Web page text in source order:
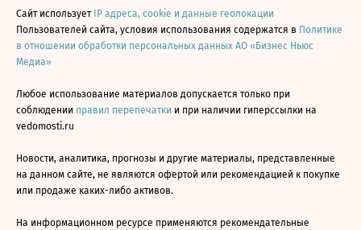
Сайт использует IP адреса, cookie и данные геолокации
Пользователей сайта, условия использования содержатся в Политике
в отношении обработки персональных данных АО «Бизнес Ньюс
Медиа»
Любое использование материалов допускается только при
соблюдении правил перепечатки и при наличии гиперссылки на
vedomosti.ru
Новости, аналитика, прогнозы и другие материалы, представленные
на данном сайте, не являются офертой или рекомендацией к покупке
или продаже каких-либо активов.
На информационном ресурсе применяются рекомендательные